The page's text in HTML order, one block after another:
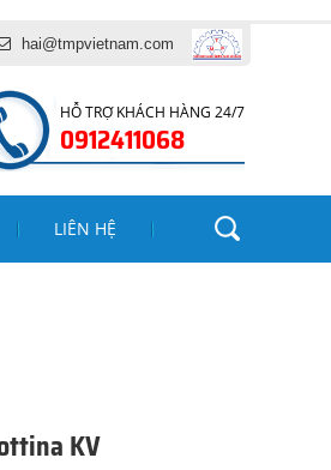
hai@tmpvietnam.com
HỖ TRỢ KHÁCH HÀNG 24/7
0912411068
LIÊN HỆ
KV